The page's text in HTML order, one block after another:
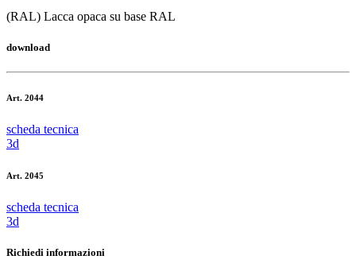
(RAL) Lacca opaca su base RAL
download
Art. 2044
scheda tecnica
3d
Art. 2045
scheda tecnica
3d
Richiedi informazioni